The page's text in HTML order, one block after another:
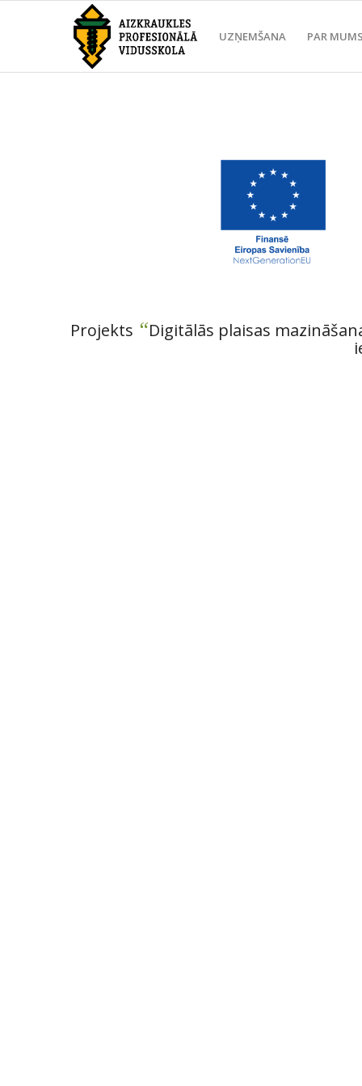
UZŅEMŠANA PAR MUMS
Projekts “Digitālās plaisas